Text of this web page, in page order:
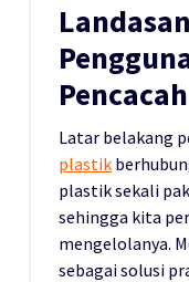
Latar belakang
plastik
plastik sekali
sehingga kita
mengelolanya.
sebagai solusi